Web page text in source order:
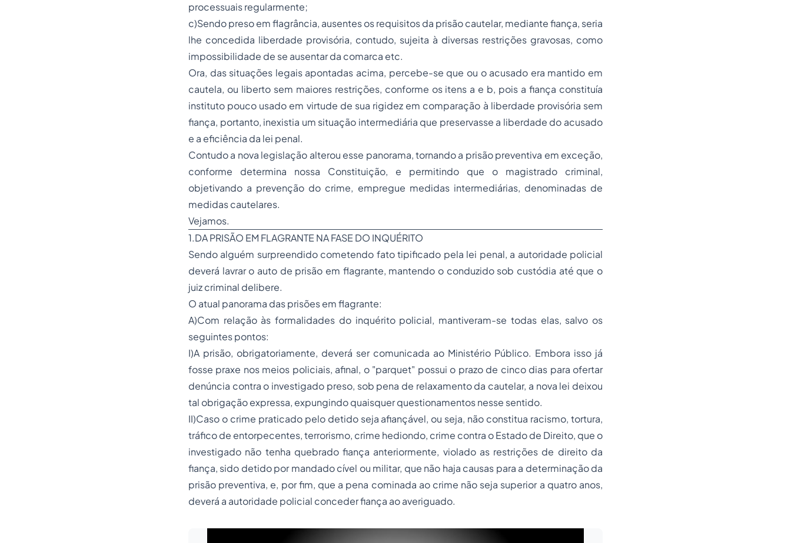
processuais regularmente;
c)Sendo preso em flagrância, ausentes os requisitos da prisão cautelar, mediante fiança, seria
lhe concedida liberdade provisória, contudo, sujeita à diversas restrições gravosas, como
impossibilidade de se ausentar da comarca etc.
Ora, das situações legais apontadas acima, percebe-se que ou o acusado era mantido em
cautela, ou liberto sem maiores restrições, conforme os itens a e b, pois a fiança constituía
instituto pouco usado em virtude de sua rigidez em comparação à liberdade provisória sem
fiança, portanto, inexistia um situação intermediária que preservasse a liberdade do acusado
e a eficiência da lei penal.
Contudo a nova legislação alterou esse panorama, tornando a prisão preventiva em exceção,
conforme determina nossa Constituição, e permitindo que o magistrado criminal,
objetivando a prevenção do crime, empregue medidas intermediárias, denominadas de
medidas cautelares.
Vejamos.
1.DA PRISÃO EM FLAGRANTE NA FASE DO INQUÉRITO
Sendo alguém surpreendido cometendo fato tipificado pela lei penal, a autoridade policial
deverá lavrar o auto de prisão em flagrante, mantendo o conduzido sob custódia até que o
juiz criminal delibere.
O atual panorama das prisões em flagrante:
A)Com relação às formalidades do inquérito policial, mantiveram-se todas elas, salvo os
seguintes pontos:
I)A prisão, obrigatoriamente, deverá ser comunicada ao Ministério Público. Embora isso já
fosse praxe nos meios policiais, afinal, o "parquet" possui o prazo de cinco dias para ofertar
denúncia contra o investigado preso, sob pena de relaxamento da cautelar, a nova lei deixou
tal obrigação expressa, expungindo quaisquer questionamentos nesse sentido.
II)Caso o crime praticado pelo detido seja afiançável, ou seja, não constitua racismo, tortura,
tráfico de entorpecentes, terrorismo, crime hediondo, crime contra o Estado de Direito, que o
investigado não tenha quebrado fiança anteriormente, violado as restrições de direito da
fiança, sido detido por mandado cível ou militar, que não haja causas para a determinação da
prisão preventiva, e, por fim, que a pena cominada ao crime não seja superior a quatro anos,
deverá a autoridade policial conceder fiança ao averiguado.